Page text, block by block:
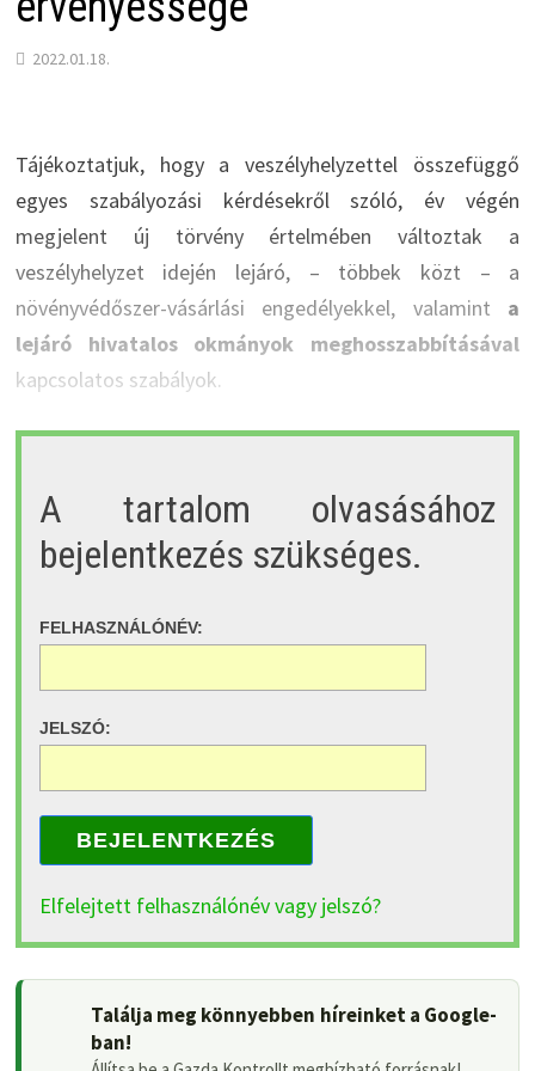
2022.01.18.
Tájékoztatjuk, hogy a veszélyhelyzettel összefüggő
egyes szabályozási kérdésekről szóló, év végén
megjelent új törvény értelmében változtak a
veszélyhelyzet idején lejáró, – többek közt – a
növényvédőszer-vásárlási engedélyekkel, valamint a
lejáró hivatalos okmányok meghosszabbításával
kapcsolatos szabályok.
A tartalom olvasásához
bejelentkezés szükséges.
FELHASZNÁLÓNÉV:
JELSZÓ:
BEJELENTKEZÉS
Elfelejtett felhasználónév vagy jelszó?
Találja meg könnyebben híreinket a Google-
ban!